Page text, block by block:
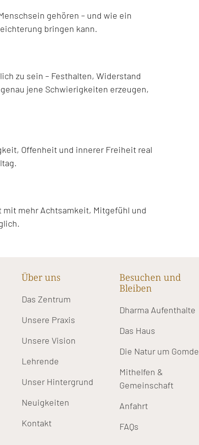
gehören – und wie ein
bringen kann.
zu sein – Festhalten, Widerstand
jene Schwierigkeiten erzeugen,
Offenheit und innerer Freiheit real
mehr Achtsamkeit, Mitgefühl und
Über uns
Das Zentrum
Unsere Praxis
Unsere Vision
Lehrende
Unser Hintergrund
Neuigkeiten
Kontakt
Besuchen und
Bleiben
Dharma Aufenthalte
Das Haus
Die Natur um Gomde
Mithelfen &
Gemeinschaft
Anfahrt
FAQs